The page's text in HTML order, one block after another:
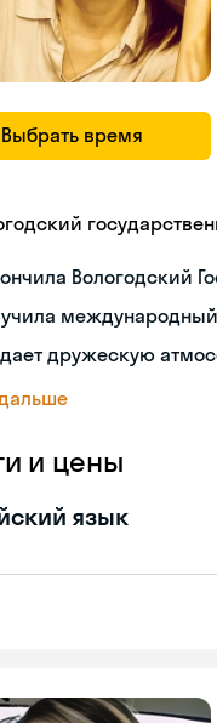
Выбрать время
Вологодский
международный
дружескую
и цены
язык